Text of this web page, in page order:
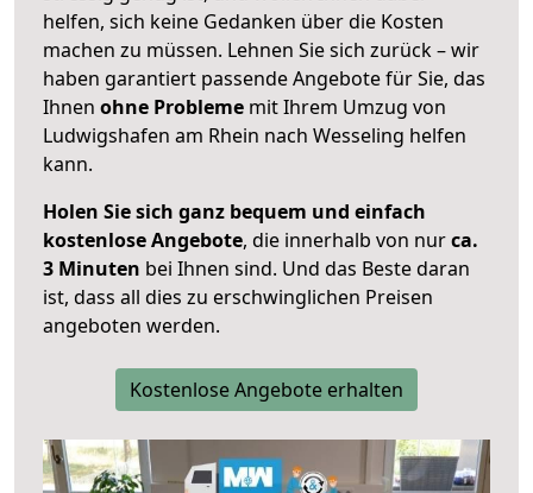
helfen, sich keine Gedanken über die Kosten
machen zu müssen. Lehnen Sie sich zurück – wir
haben garantiert passende Angebote für Sie, das
Ihnen ohne Probleme mit Ihrem Umzug von
Ludwigshafen am Rhein nach Wesseling helfen
kann.
Holen Sie sich ganz bequem und einfach
kostenlose Angebote, die innerhalb von nurca.
3 Minuten bei Ihnen sind. Und das Beste daran
ist, dass all dies zu erschwinglichen Preisen
angeboten werden.
Kostenlose Angebote erhalten